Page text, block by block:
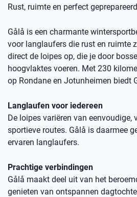
Rust, ruimte en perfect
Gålå is een charmante
voor langlaufers die rust en ruimte
direct de loipes op, die je door
hoogvlaktes voeren. Met 230
op Rondane en Jotunheimen biedt
Langlaufen voor iedereen
De loipes variëren van
sportieve routes. Gålå is daarmee
ervaren langlaufers.
Prachtige verbindingen
Gålå maakt deel uit van het
genieten van ontspannen